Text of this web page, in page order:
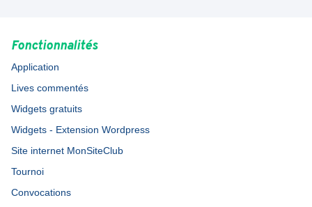
Fonctionnalités
Application
Lives commentés
Widgets gratuits
Widgets - Extension Wordpress
Site internet MonSiteClub
Tournoi
Convocations